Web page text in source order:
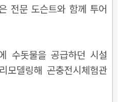
전문 도슨트와 함께 투어
수돗물을 공급하던 시설
델링해 곤충전시체험관